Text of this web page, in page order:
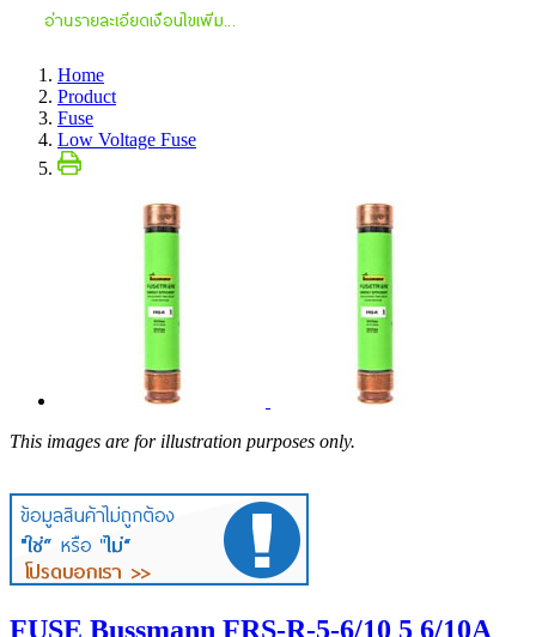
Home
Product
Fuse
Low Voltage Fuse
This images are for illustration purposes only.
FUSE Bussmann FRS-R-5-6/10 5 6/10A